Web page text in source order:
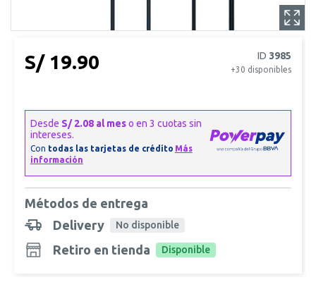
S/ 19.90 ID 3985
+30 disponibles
Métodos de entrega
Delivery
No disponible
Retiro en tienda Disponible